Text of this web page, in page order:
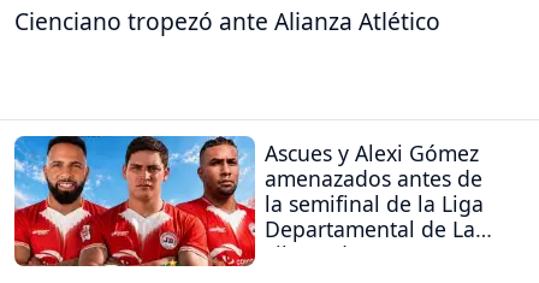
Cienciano tropezó ante Alianza Atlético
Ascues y Alexi Gómez
amenazados antes de
la semifinal de la Liga
Departamental de La
Libertad